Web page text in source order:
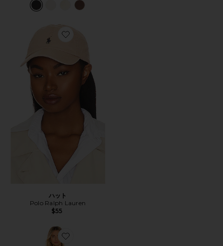
Favorite ハット
ハット
Polo Ralph Lauren
$55
Favorite COSITA BUENA ドレス